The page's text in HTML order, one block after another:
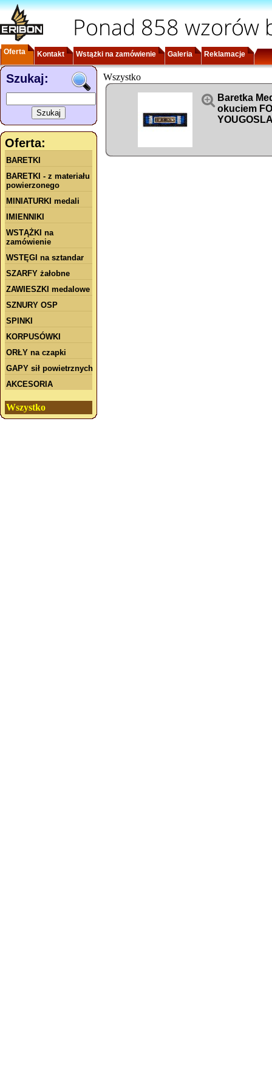
Ponad 858 wzorów
Oferta Kontakt Wstążki na zamówienie Galeria Reklamacje
Szukaj:
Oferta:
BARETKI
BARETKI - z materiału
powierzonego
MINIATURKI medali
IMIENNIKI
WSTĄŻKI na
zamówienie
WSTĘGI na sztandar
SZARFY żałobne
ZAWIESZKI medalowe
SZNURY OSP
SPINKI
KORPUSÓWKI
ORŁY na czapki
GAPY sił powietrznych
AKCESORIA
Wszystko
Wszystko
 Baretka
okuciem